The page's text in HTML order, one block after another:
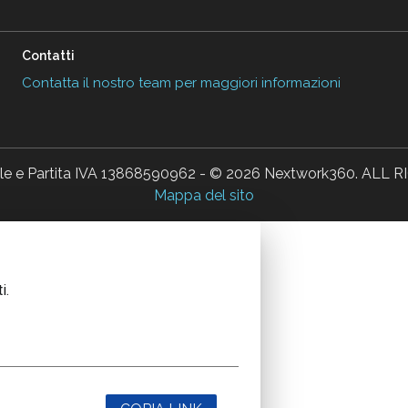
Contatti
Contatta il nostro team per maggiori informazioni
e Partita IVA 13868590962 - © 2026 Nextwork360. ALL
Mappa del sito